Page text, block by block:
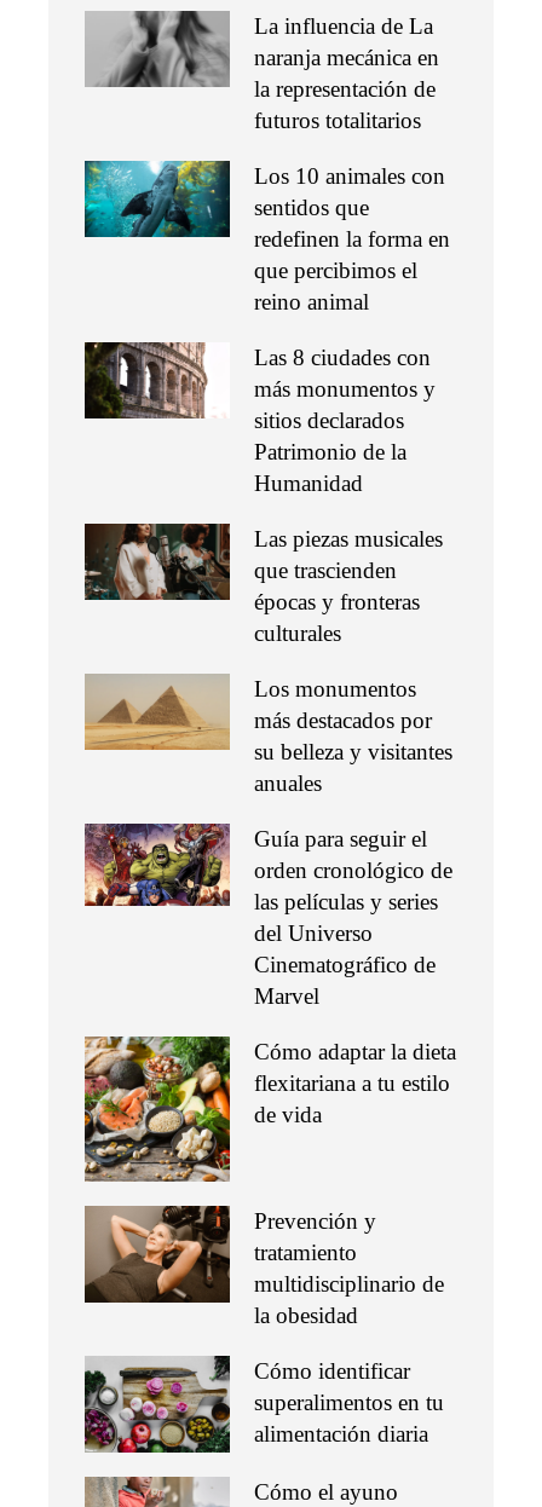
La influencia de La
naranja mecánica en
la representación de
futuros totalitarios
Los 10 animales con
sentidos que
redefinen la forma en
que percibimos el
reino animal
Las 8 ciudades con
más monumentos y
sitios declarados
Patrimonio de la
Humanidad
Las piezas musicales
que trascienden
épocas y fronteras
culturales
Los monumentos
más destacados por
su belleza y visitantes
anuales
Guía para seguir el
orden cronológico de
las películas y series
del Universo
Cinematográfico de
Marvel
Cómo adaptar la dieta
flexitariana a tu estilo
de vida
Prevención y
tratamiento
multidisciplinario de
la obesidad
Cómo identificar
superalimentos en tu
alimentación diaria
Cómo el ayuno